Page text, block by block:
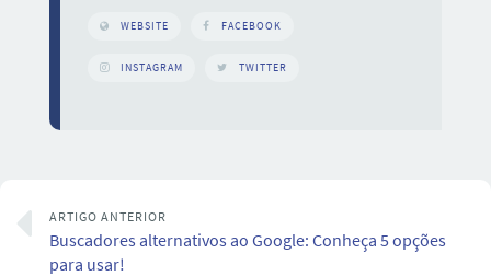
WEBSITE FACEBOOK
INSTAGRAM TWITTER
ARTIGO ANTERIOR
Buscadores alternativos ao Google: Conheça 5 opções
para usar!